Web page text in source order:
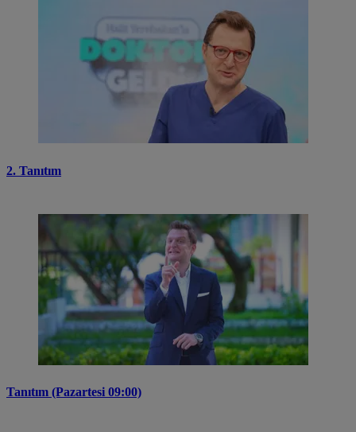
2. Tanıtım
Tanıtım (Pazartesi 09:00)